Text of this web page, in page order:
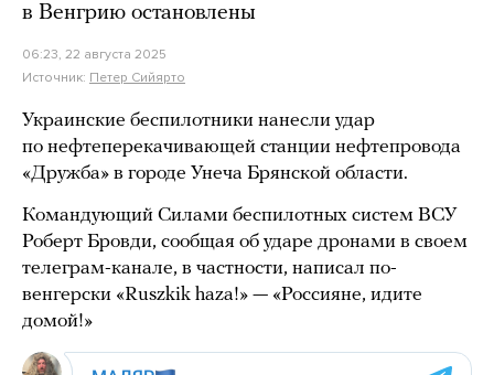
в Венгрию остановлены
06:23, 22 августа 2025
Источник: Петер Сийярто
Украинские беспилотники нанесли удар
по нефтеперекачивающей станции нефтепровода
«Дружба» в городе Унеча Брянской области.
Командующий Силами беспилотных систем ВСУ
Роберт Бровди, сообщая об ударе дронами в своем
телеграм-канале, в частности, написал по-
венгерски «Ruszkik haza!» — «Россияне, идите
домой!»